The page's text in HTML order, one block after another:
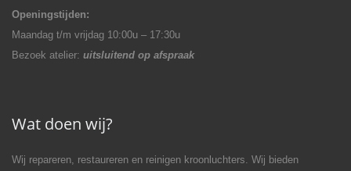
Openingstijden:
Maandag t/m vrijdag 10:00u – 17:30u
Bezoek atelier:uitsluitend op afspraak
Wat doen wij?
Wij repareren, restaureren en reinigen kroonluchters. Wij bieden